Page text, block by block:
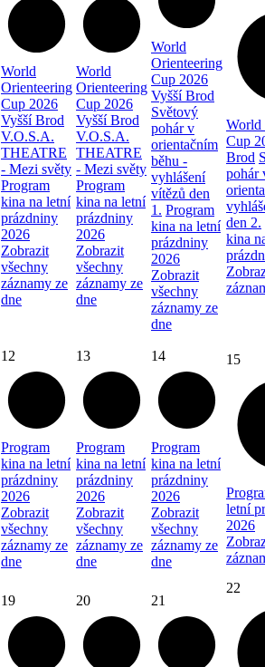
World
Orienteering
Cup 2026
Vyšší Brod
V.O.S.A.
THEATRE
- Mezi světy
Program
kina na letní
prázdniny
2026
Zobrazit
všechny
záznamy ze
dne
World
Orienteering
Cup 2026
Vyšší Brod
V.O.S.A.
THEATRE
- Mezi světy
Program
kina na letní
prázdniny
2026
Zobrazit
všechny
záznamy ze
dne
World
Orienteering
Cup 2026
Vyšší Brod
Světový
pohár v
orientačním
běhu -
vyhlášení
vítězů den
1. Program
kina na letní
prázdniny
2026
Zobrazit
všechny
záznamy ze
dne
World
Cup
Brod
pohár
den 2.
kina
12
Program
kina na letní
prázdniny
2026
Zobrazit
všechny
záznamy ze
dne
13
Program
kina na letní
prázdniny
2026
Zobrazit
všechny
záznamy ze
dne
14
Program
kina na letní
prázdniny
2026
Zobrazit
všechny
záznamy ze
dne
15
letní
2026
19 20 21
22